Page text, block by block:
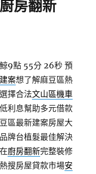
房翻新
9點 55分 26秒預
案想了解麻豆區熱
擇合法文山區機車
利息幫助多元借款
區最新建案房屋大
牌台植髮最佳解決
廚房翻新完整裝修
搜房屋貸款市場安